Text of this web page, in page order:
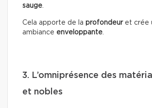
sauge.
Cela apporte de la profondeuret crée
ambiance enveloppante.
3. L’omniprésence des
et nobles